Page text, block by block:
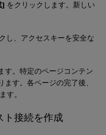
] をクリックします。新しい
し、アクセスキーを安全な
す。特定のページコンテン
す。各ページの完了後、
す。
接続を作成